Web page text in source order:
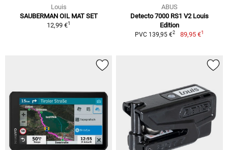
Louis
SAUBERMAN OIL MAT SET
12,99 €1
ABUS
Detecto 7000 RS1 V2 Louis
Edition
PVC 139,95 €2 89,95 €1